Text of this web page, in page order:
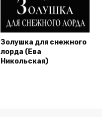
Золушка для снежного
лорда (Ева
Никольская)